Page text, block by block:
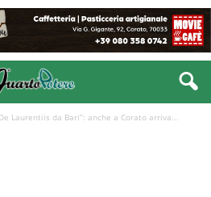
Laurentiis da Bari”: anche a Corato arriva...